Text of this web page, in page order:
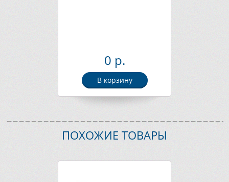
0 р.
В корзину
ПОХОЖИЕ ТОВАРЫ